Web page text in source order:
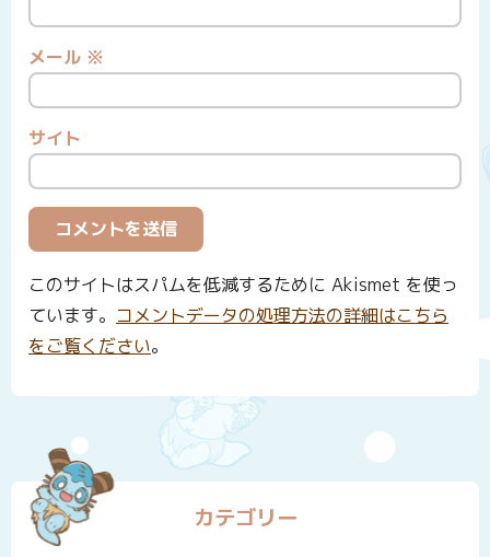
メール ※
サイト
このサイトはスパムを低減するために Akismet を使っ
ています。 コメントデータの処理方法の詳細はこちら
をご覧ください。
カテゴリー